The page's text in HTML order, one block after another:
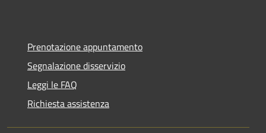
Prenotazione appuntamento
Segnalazione disservizio
Leggi le FAQ
Richiesta assistenza